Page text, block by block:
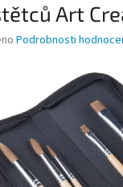
Art
Podrobnosti